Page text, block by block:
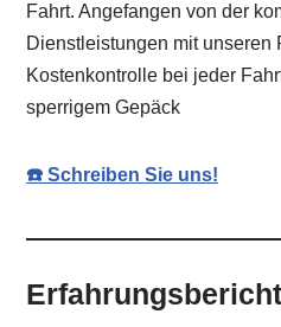
Fahrt. Angefangen von der
Dienstleistungen mit unseren
Kostenkontrolle bei jeder
sperrigem Gepäck
☎️ Schreiben Sie uns!